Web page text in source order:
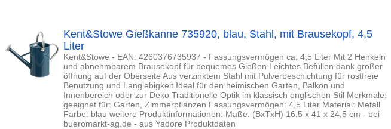
Kent&Stowe Gießkanne 735920, blau, Stahl, mit Brausekopf, 4,5
Liter
Kent&Stowe - EAN: 4260376735937 - Fassungsvermögen ca. 4,5 Liter Mit 2 Henkeln
und abnehmbarem Brausekopf für bequemes Gießen Leichtes Befüllen dank großer
öffnung auf der Oberseite Aus verzinktem Stahl mit Pulverbeschichtung für rostfreie
Benutzung und Langlebigkeit Ideal für den heimischen Garten, Balkon und
Innenbereich oder zur Deko Traditionelle Optik im klassisch englischen Stil Merkmale:
geeignet für: Garten, Zimmerpflanzen Fassungsvermögen: 4,5 Liter Material: Metall
Farbe: blau weitere Produktinformationen: Maße: (BxTxH) 16,5 x 41 x 24,5 cm - bei
bueromarkt-ag.de - aus Yadore Produktdaten